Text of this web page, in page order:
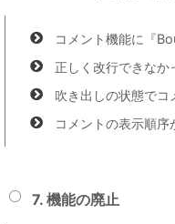
コメント機能に『
正しく改行できなか
吹き出しの状態でコ
コメントの表示順序
7. 機能の廃止